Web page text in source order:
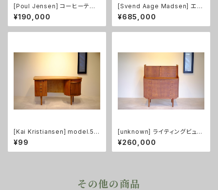
[Poul Jensen] コーヒーテー
ブル チーク
¥190,000
[Svend Aage Madsen] エク
ステンション付ラウンドダイニン
グテーブル チーク
¥685,000
[Kai Kristiansen] model.54
キドニーデスク チーク
¥99
[unknown] ライティングビュー
ロー チーク
¥260,000
その他の商品